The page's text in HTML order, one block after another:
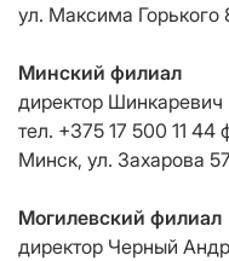
ул. Максима Горького
Минский филиал
директор
тел. +375 17 500 11 44
Минск, ул. Захарова
Могилевский филиал
директор Черный